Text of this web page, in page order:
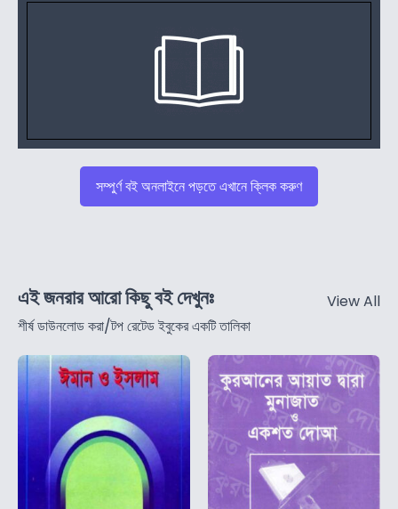
সম্পুর্ণ বই অনলাইনে পড়তে এখানে ক্লিক করুণ
এই জনরার আরো কিছু বই দেখুনঃ
শীর্ষ ডাউনলোড করা/টপ রেটেড ইবুকের একটি তালিকা
View All